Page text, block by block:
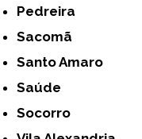
Pedreira
Sacomã
Santo Amaro
Saúde
Socorro